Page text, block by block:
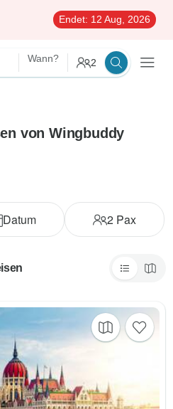
Endet: 12 Aug, 2026
Wann? 2
von Wingbuddy
Datum 2 Pax